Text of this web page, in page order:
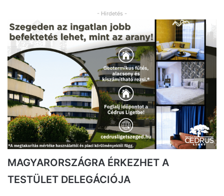
- Hirdetés -
MAGYARORSZÁGRA ÉRKEZHET A
TESTÜLET DELEGÁCIÓJA